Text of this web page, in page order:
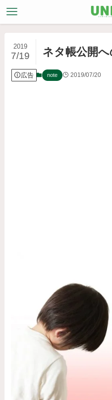
ネタ帳公開
2019
7/19
広告 note 2019/07/20